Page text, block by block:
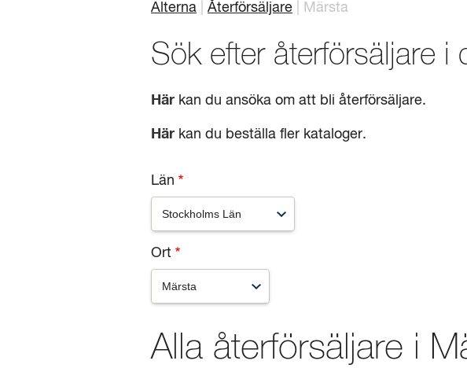
Länkstig
Alterna Återförsäljare Märsta
Sök efter återförsäljare i
Här kan du ansöka om att bli återförsäljare.
Här kan du beställa fler kataloger.
Län
Ort
Alla återförsäljare i